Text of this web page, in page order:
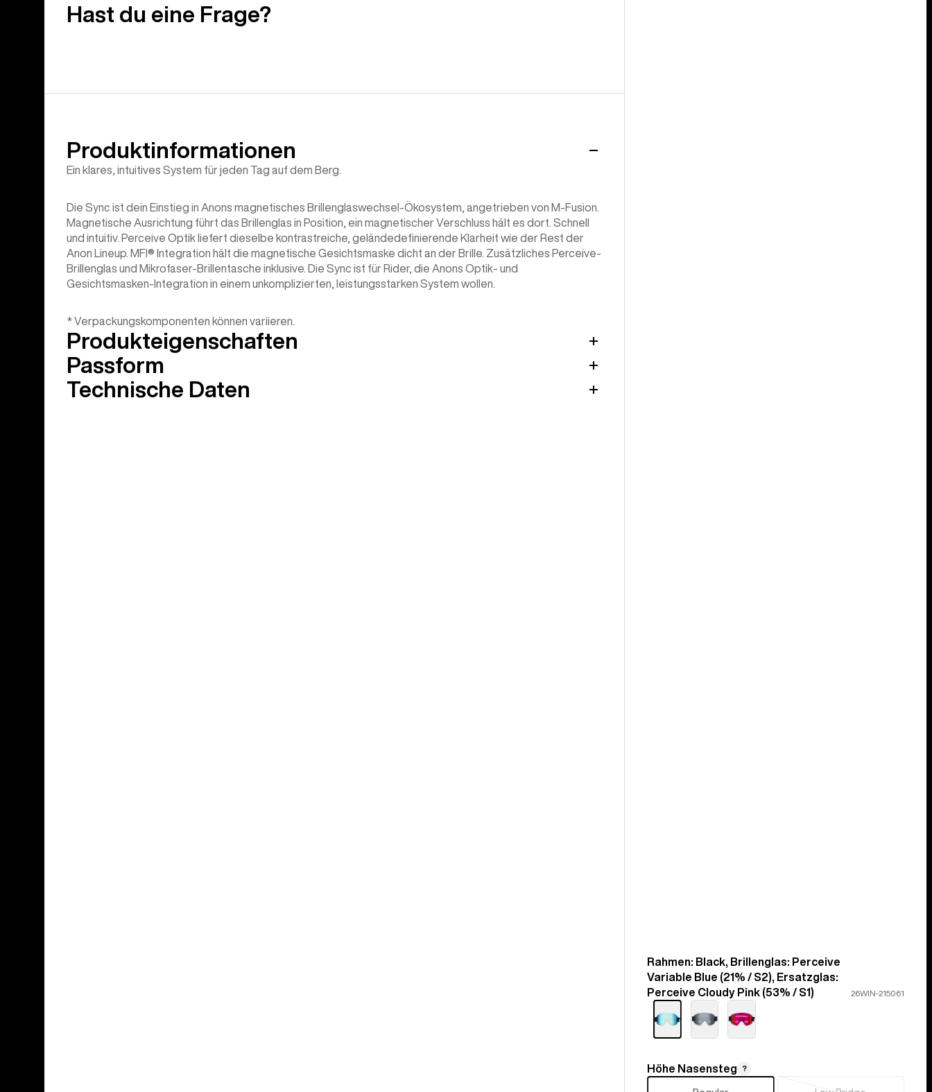
Farbe
Rahmen: Black, Brillenglas: Perceive
Variable Blue (21% / S2), Ersatzglas:
Perceive Cloudy Pink (53% / S1)
26WIN-215061
Höhe
Höhe Nasensteg ?
Hast du eine Frage?
Produktinformationen
Ein klares, intuitives System für jeden Tag auf dem Berg.
Die Sync ist dein Einstieg in Anons magnetisches Brillenglaswechsel-Ökosystem, angetrieben von M-Fusion.
Magnetische Ausrichtung führt das Brillenglas in Position, ein magnetischer Verschluss hält es dort. Schnell
und intuitiv. Perceive Optik liefert dieselbe kontrastreiche, geländedefinierende Klarheit wie der Rest der
Anon Lineup. MFI® Integration hält die magnetische Gesichtsmaske dicht an der Brille. Zusätzliches Perceive-
Brillenglas und Mikrofaser-Brillentasche inklusive. Die Sync ist für Rider, die Anons Optik- und
Gesichtsmasken-Integration in einem unkomplizierten, leistungsstarken System wollen.
* Verpackungskomponenten können variieren.
Produkteigenschaften
Passform
Technische Daten